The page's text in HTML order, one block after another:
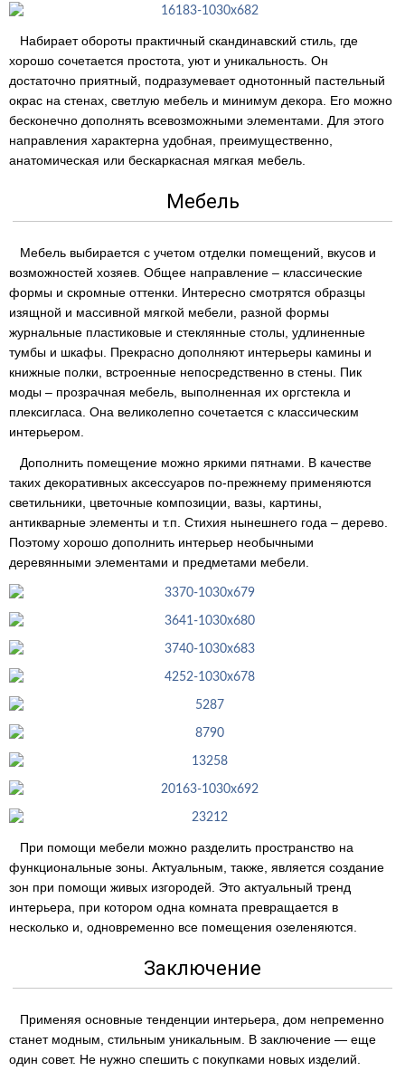
Набирает обороты практичный скандинавский стиль, где
хорошо сочетается простота, уют и уникальность. Он
достаточно приятный, подразумевает однотонный пастельный
окрас на стенах, светлую мебель и минимум декора. Его можно
бесконечно дополнять всевозможными элементами. Для этого
направления характерна удобная, преимущественно,
анатомическая или бескаркасная мягкая мебель.
Мебель
Мебель выбирается с учетом отделки помещений, вкусов и
возможностей хозяев. Общее направление – классические
формы и скромные оттенки. Интересно смотрятся образцы
изящной и массивной мягкой мебели, разной формы
журнальные пластиковые и стеклянные столы, удлиненные
тумбы и шкафы. Прекрасно дополняют интерьеры камины и
книжные полки, встроенные непосредственно в стены. Пик
моды – прозрачная мебель, выполненная их оргстекла и
плексигласа. Она великолепно сочетается с классическим
интерьером.
Дополнить помещение можно яркими пятнами. В качестве
таких декоративных аксессуаров по-прежнему применяются
светильники, цветочные композиции, вазы, картины,
антикварные элементы и т.п. Стихия нынешнего года – дерево.
Поэтому хорошо дополнить интерьер необычными
деревянными элементами и предметами мебели.
При помощи мебели можно разделить пространство на
функциональные зоны. Актуальным, также, является создание
зон при помощи живых изгородей. Это актуальный тренд
интерьера, при котором одна комната превращается в
несколько и, одновременно все помещения озеленяются.
Заключение
Применяя основные тенденции интерьера, дом непременно
станет модным, стильным уникальным. В заключение — еще
один совет. Не нужно спешить с покупками новых изделий.